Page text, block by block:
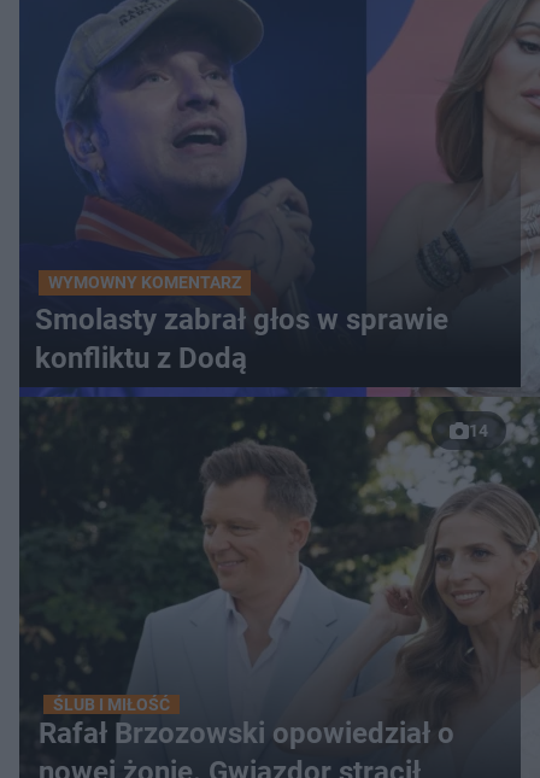
WYMOWNY KOMENTARZ
Smolasty zabrał głos w sprawie
konfliktu z Dodą
14
ŚLUB I MIŁOŚĆ
Rafał Brzozowski opowiedział o